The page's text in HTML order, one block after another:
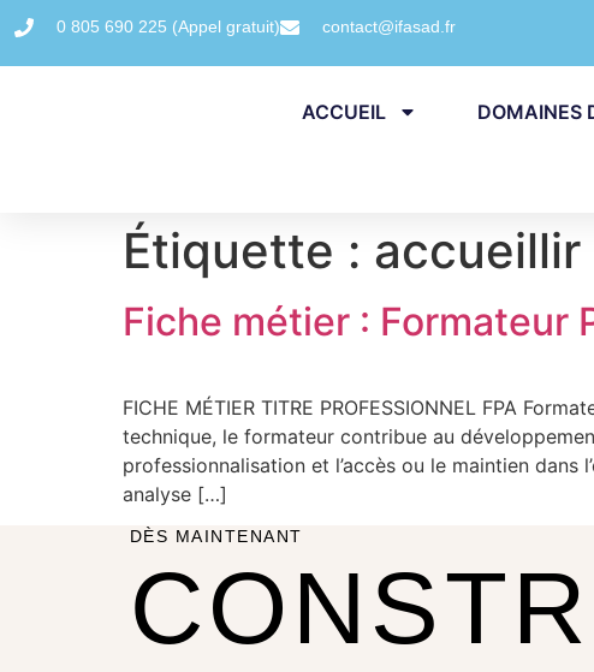
principal0 805 690 225 (Appel gratuit) contact@ifasad.fr
ACCUEIL DOMAINES
Étiquette : accueillir
Fiche métier : Formateur
FICHE MÉTIER TITRE PROFESSIONNEL FPA
technique, le formateur contribue au
professionnalisation et l’accès ou le maintien
analyse […]
DÈS MAINTENANT